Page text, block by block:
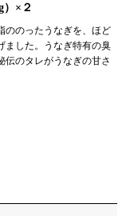
）×２
ののったうなぎを、ほど
ました。うなぎ特有の臭
伝のタレがうなぎの甘さ